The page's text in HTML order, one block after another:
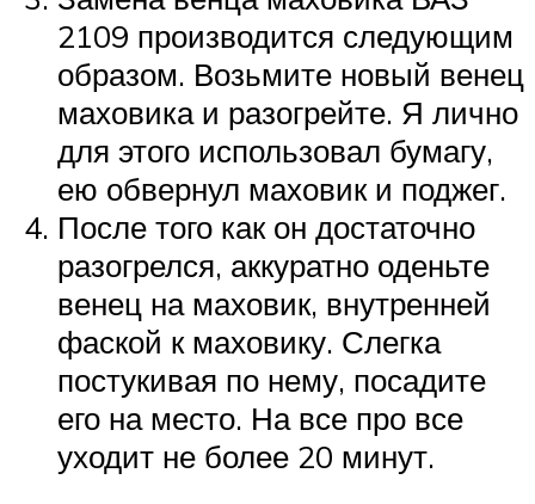
2109 производится следующим
образом. Возьмите новый венец
маховика и разогрейте. Я лично
для этого использовал бумагу,
ею обвернул маховик и поджег.
После того как он достаточно
разогрелся, аккуратно оденьте
венец на маховик, внутренней
фаской к маховику. Слегка
постукивая по нему, посадите
его на место. На все про все
уходит не более 20 минут.